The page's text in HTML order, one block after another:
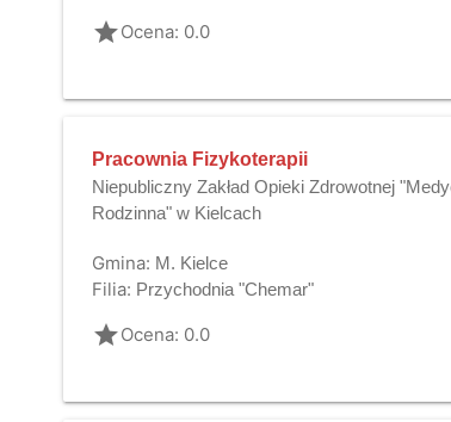
gradeOcena: 0.0
Pracownia Fizykoterapii
Niepubliczny Zakład Opieki Zdrowotnej
Rodzinna" w Kielcach
Gmina: M. Kielce
Filia: Przychodnia "Chemar"
gradeOcena: 0.0